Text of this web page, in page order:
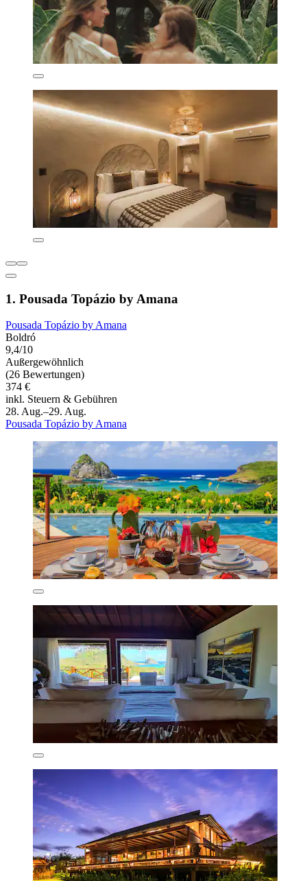
1. Pousada Topázio by Amana
Pousada Topázio by Amana
Boldró
9,4/10
Außergewöhnlich
(26 Bewertungen)
374 €
inkl. Steuern & Gebühren
28. Aug.–29. Aug.
Pousada Topázio by Amana